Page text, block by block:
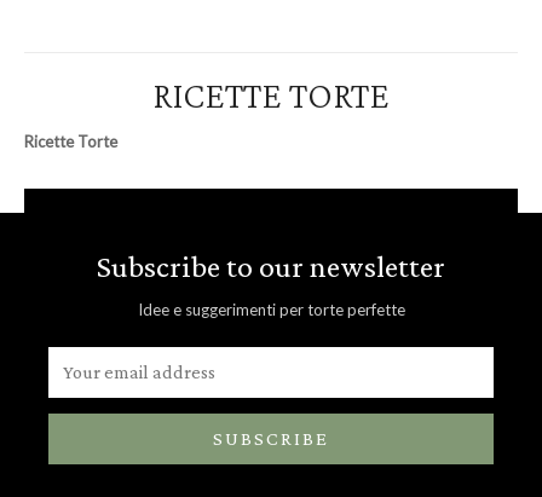
RICETTE TORTE
Ricette Torte
Subscribe to our newsletter
Idee e suggerimenti per torte perfette
SUBSCRIBE